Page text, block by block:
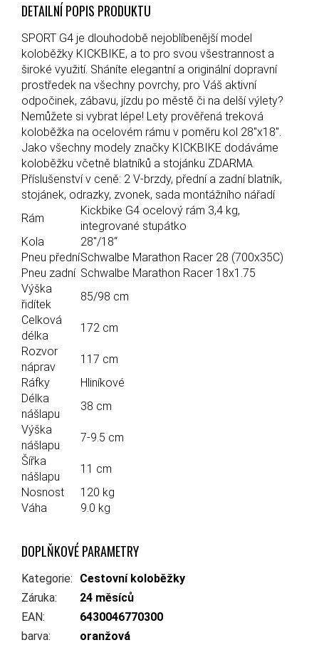
DETAILNÍ POPIS PRODUKTU
SPORT G4 je dlouhodobě nejoblíbenější model
koloběžky KICKBIKE, a to pro svou všestrannost a
široké využití. Sháníte elegantní a originální dopravní
prostředek na všechny povrchy, pro Váš aktivní
odpočinek, zábavu, jízdu po městě či na delší výlety?
Nemůžete si vybrat lépe! Lety prověřená treková
koloběžka na ocelovém rámu v poměru kol 28"x18".
Jako všechny modely značky KICKBIKE dodáváme
koloběžku včetně blatníků a stojánku ZDARMA.
Příslušenství v ceně: 2 V-brzdy, přední a zadní blatník,
stojánek, odrazky, zvonek, sada montážního nářadí
Rám
Kickbike G4 ocelový rám 3,4 kg,
integrované stupátko
Kola
28"/18“
Pneu předníSchwalbe Marathon Racer 28 (700x35C)
Pneu zadní Schwalbe Marathon Racer 18x1.75
Výška
řidítek
85/98 cm
Celková
délka
172 cm
Rozvor
náprav
117 cm
Ráfky
Hliníkové
Délka
nášlapu
38 cm
Výška
nášlapu
7-9.5 cm
Šířka
nášlapu
11 cm
Nosnost
120 kg
Váha
9.0 kg
DOPLŇKOVÉ PARAMETRY
Kategorie:
Cestovní koloběžky
Záruka:
24 měsíců
EAN:
6430046770300
barva: oranžová